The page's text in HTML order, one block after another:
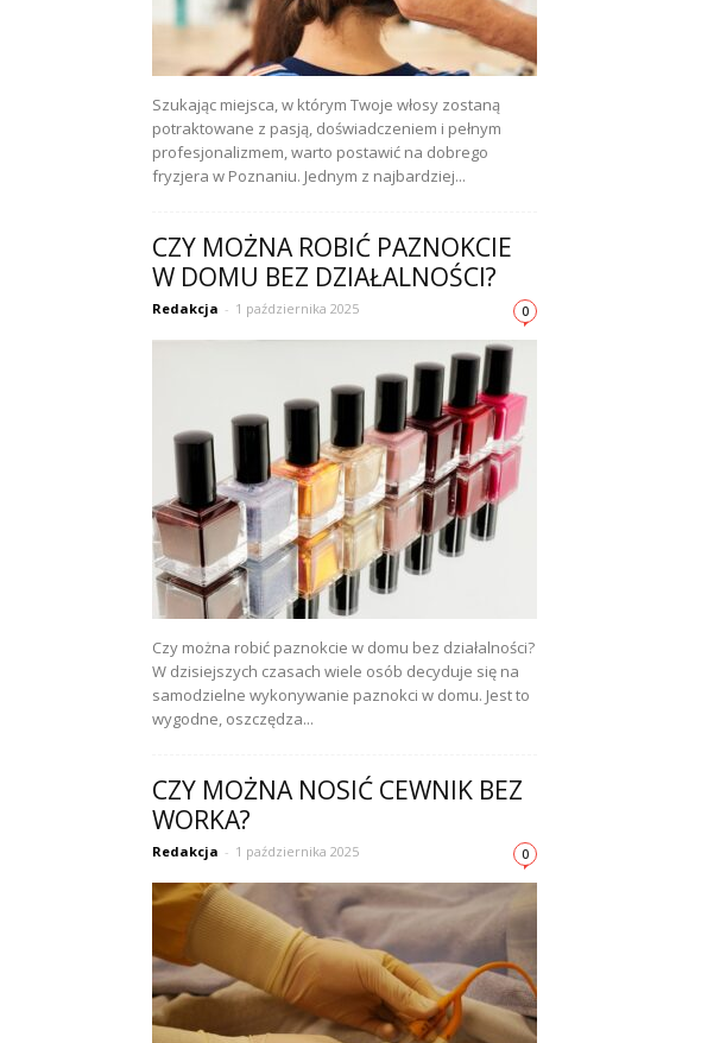
Szukając miejsca, w którym Twoje włosy zostaną
potraktowane z pasją, doświadczeniem i pełnym
profesjonalizmem, warto postawić na dobrego
fryzjera w Poznaniu. Jednym z najbardziej...
CZY MOŻNA ROBIĆ PAZNOKCIE
W DOMU BEZ DZIAŁALNOŚCI?
Redakcja - 1 października 2025 0
Czy można robić paznokcie w domu bez działalności?
W dzisiejszych czasach wiele osób decyduje się na
samodzielne wykonywanie paznokci w domu. Jest to
wygodne, oszczędza...
CZY MOŻNA NOSIĆ CEWNIK BEZ
WORKA?
Redakcja - 1 października 2025 0